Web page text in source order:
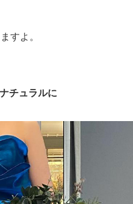
すよ。
チュラルに